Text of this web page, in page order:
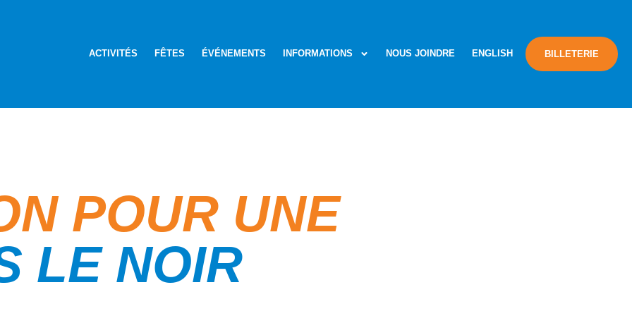
ACTIVITÉS FÊTES ÉVÉNEMENTS INFORMATIONS NOUS JOINDRE ENGLISH BILLETERIE
POUR UNE
LE NOIR